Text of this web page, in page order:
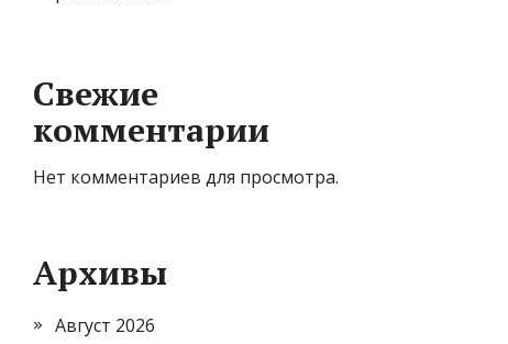
Свежие
комментарии
Нет комментариев для просмотра.
Архивы
Август 2026